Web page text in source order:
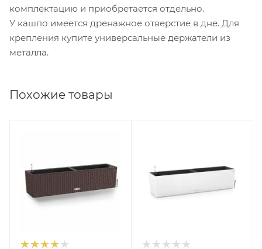
комплектацию и приобретается отдельно.
У кашпо имеется дренажное отверстие в дне. Для
крепления купите универсальные держатели из
металла.
Похожие товары